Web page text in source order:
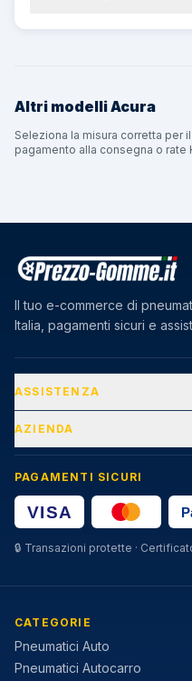
Altri modelliAcura
Seleziona la misura corretta per
pagamento alla consegna o rate
Il tuo e-commerce di
Italia, pagamenti sicuri e
ASSISTENZA
AZIENDA
PAGAMENTI SICURI
🔒 Transazioni protette ·
CATEGORIE
Pneumatici Auto
Pneumatici Autocarro